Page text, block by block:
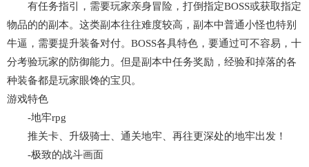
有任务指引，需要玩家亲身冒险，打倒指定BOSS或获取指定
物品的的副本。这类副本往往难度较高，副本中普通小怪也特别
牛逼，需要提升装备对付。BOSS各具特色，要通过可不容易，十
分考验玩家的防御能力。但是副本中任务奖励，经验和掉落的各
种装备都是玩家眼馋的宝贝。
游戏特色
-地牢rpg
推关卡、升级骑士、通关地牢、再往更深处的地牢出发！
-极致的战斗画面